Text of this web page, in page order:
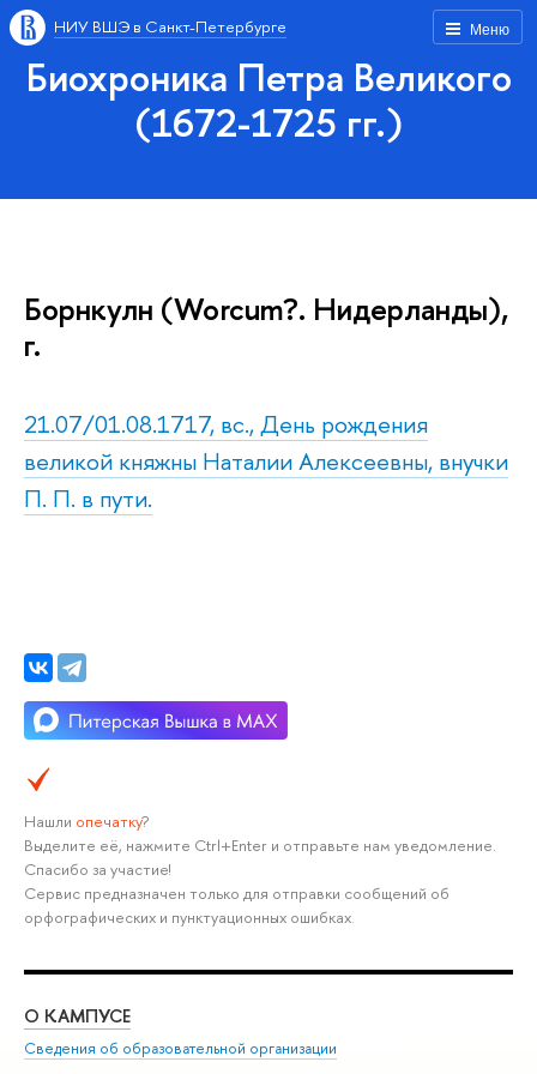
Меню
НИУ ВШЭ в Санкт-Петербурге
Биохроника Петра Великого
(1672-1725 гг.)
Борнкулн (Worcum?. Нидерланды),
г.
21.07/01.08.1717, вс., День рождения
великой княжны Наталии Алексеевны, внучки
П. П. в пути.
Нашли опечатку?
Выделите её, нажмите Ctrl+Enter и отправьте нам уведомление.
Спасибо за участие!
Сервис предназначен только для отправки сообщений об
орфографических и пунктуационных ошибках.
О КАМПУСЕ
Сведения об образовательной организации